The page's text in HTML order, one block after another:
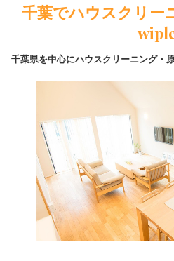
千葉でハウスクリー
千葉県を中心にハウスクリーニング・